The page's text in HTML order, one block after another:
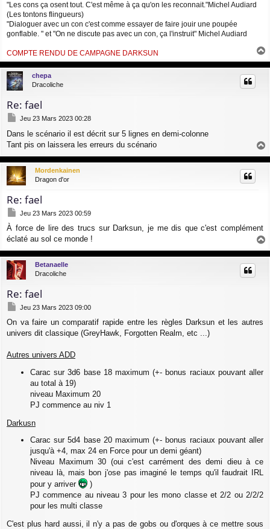
"Les cons ça osent tout. C'est même à ça qu'on les reconnait."Michel Audiard
(Les tontons flingueurs)
"Dialoguer avec un con c'est comme essayer de faire jouir une poupée
gonflable. " et "On ne discute pas avec un con, ça l'instruit" Michel Audiard
COMPTE RENDU DE CAMPAGNE DARKSUN
a
u
chepa
Dracoliche
Re: fael
M
s
s
g
e
Jeu 23 Mars 2023 00:28
Dans le scénario il est décrit sur 5 lignes en demi-colonne
Tant pis on laissera les erreurs du scénario
u
Mordenkainen
Dragon d'or
Re: fael
M
s
s
g
e
Jeu 23 Mars 2023 00:59
À force de lire des trucs sur Darksun, je me dis que c'est complément
éclaté au sol ce monde !
a
u
Betanaelle
Dracoliche
Re: fael
M
s
s
g
e
Jeu 23 Mars 2023 09:00
On va faire un comparatif rapide entre les règles Darksun et les autres
univers dit classique (GreyHawk, Forgotten Realm, etc ...)
Autres univers ADD
Carac sur 3d6 base 18 maximum (+- bonus raciaux pouvant aller
au total à 19)
niveau Maximum 20
PJ commence au niv 1
Darkusn
Carac sur 5d4 base 20 maximum (+- bonus raciaux pouvant aller
jusqu'à +4, max 24 en Force pour un demi géant)
Niveau Maximum 30 (oui c'est carrément des demi dieu à ce
niveau là, mais bon j'ose pas imaginé le temps qu'il faudrait IRL
pour y arriver
)
PJ commence au niveau 3 pour les mono classe et 2/2 ou 2/2/2
pour les multi classe
C'est plus hard aussi, il n'y a pas de gobs ou d'orques à ce mettre sous